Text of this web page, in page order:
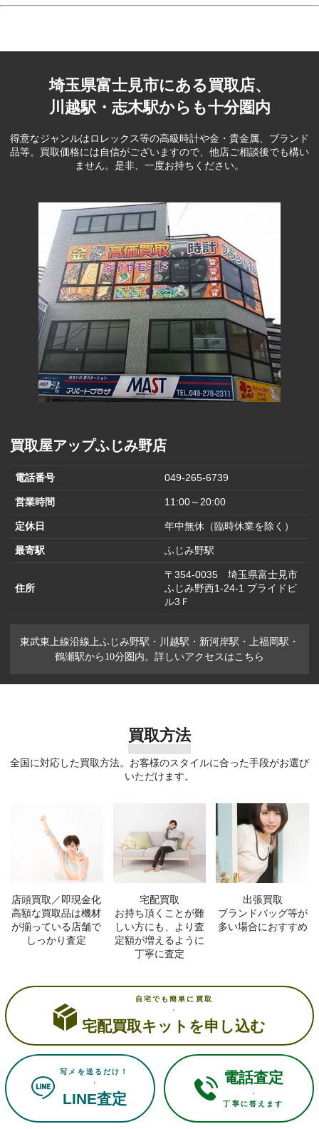
ハウス）(1,000
2,100円
ブック･オフ
コーポレー
ション(100円)
コーポレー
ション(500円)
390円
フェスタリア
ファーマライ
ズホールディ
ングス(500円)
ヒラキ(2000円)
ヒマラヤ(1,000
円)
バロックジャ
パンリミテッ
ド(2,000円)
680円
はるやまホー
ルディングス
1,500円
埼玉県富士見市にある買取店、
川越駅・志木駅からも十分圏内
得意なジャンルはロレックス等の高級時計や金・貴金属、ブランド
品等。 買取価格には自信がございますので、他店ご相談後でも構い
ません。是非、一度お持ちください。
買取屋アップふじみ野店
電話番号 049-265-6739
営業時間 11:00～20:00
定休日 年中無休（臨時休業を除く）
最寄駅 ふじみ野駅
住所
〒354-0035 埼玉県富士見市
ふじみ野西1-24-1 プライドビ
ル3Ｆ
東武東上線沿線上ふじみ野駅・川越駅・新河岸駅・上福岡駅・
鶴瀬駅から10分圏内。詳しいアクセスはこちら
買取方法
全国に対応した買取方法。お客様のスタイルに合った手段がお選び
いただけます。
店頭買取／即現金化
高額な買取品は機材
が揃っている店舗で
しっかり査定
宅配買取
お持ち頂くことが難
しい方にも、より査
定額が増えるように
丁寧に査定
出張買取
ブランドバッグ等が
多い場合におすすめ
自宅でも簡単に買取
宅配買取キットを申し込む
写メを送るだけ！
LINE査定
電話査定
丁寧に答えます